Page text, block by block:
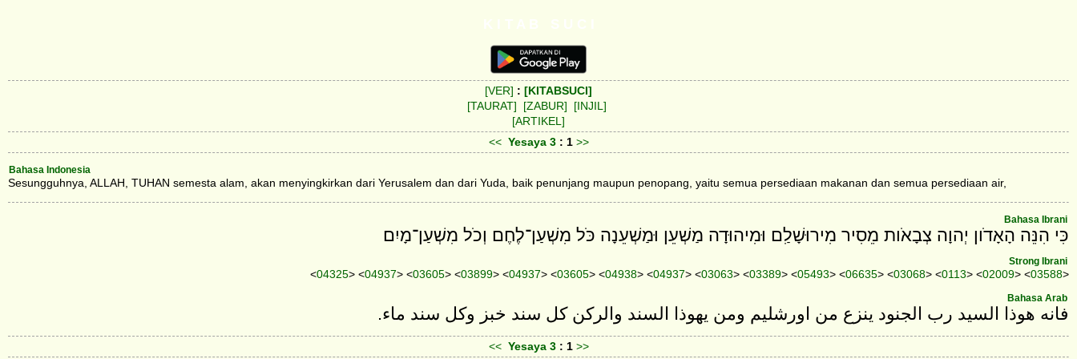
[VER] : [KITABSUCI]
[TAURAT]
[ZABUR]
[INJIL]
[ARTIKEL]
<< Yesaya 3 : 1 >>
Bahasa Indonesia
Sesungguhnya, ALLAH, TUHAN semesta alam, akan menyingkirkan dari Yerusalem dan dari Yuda, baik penunjang maupun penopang, yaitu semua persediaan makanan dan semua persediaan air,
Bahasa Ibrani
כִּי הִנֵּה הָאָדֹון יְהוָה צְבָאֹות מֵסִיר מִירוּשָׁלִַם וּמִיהוּדָה מַשְׁעֵן וּמַשְׁעֵנָה כֹּל מִשְׁעַן־לֶחֶם וְכֹל מִשְׁעַן־מָיִם׃
Strong Ibrani
<04325> <04937> <03605> <03899> <04937> <03605> <04938> <04937> <03063> <03389> <05493> <06635> <03068> <0113> <02009> <03588>
Bahasa Arab
فانه هوذا السيد رب الجنود ينزع من اورشليم ومن يهوذا السند والركن كل سند خبز وكل سند ماء.
<< Yesaya 3 : 1 >>